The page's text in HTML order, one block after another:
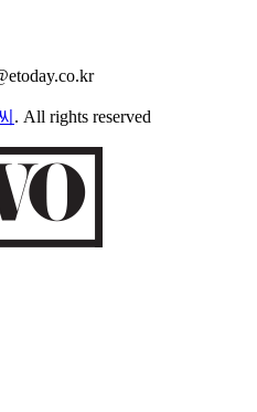
. All rights reserved